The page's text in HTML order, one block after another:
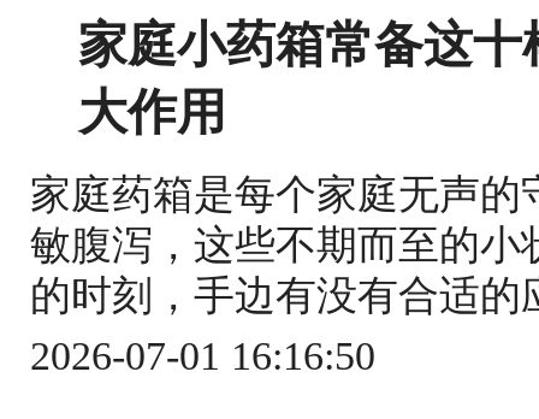
家庭小药箱常备这
大作用
家庭药箱是每个家庭无声
敏腹泻，这些不期而至的
的时刻，手边有没有合适
2026-07-01 16:16:50